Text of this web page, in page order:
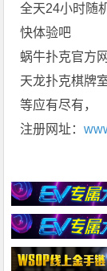
全天24小时随
快体验吧
蜗牛扑克官方
天龙扑克棋牌
等应有尽有，
注册网址：